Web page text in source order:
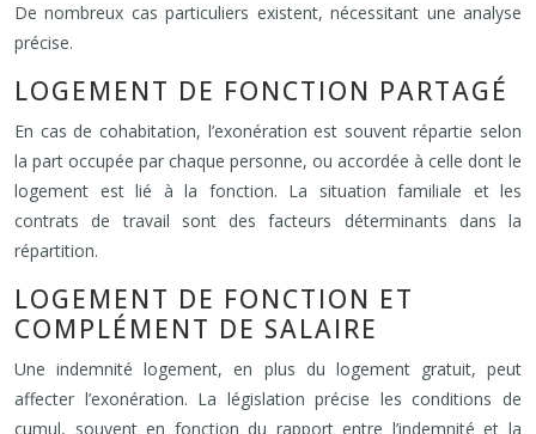
De nombreux cas particuliers existent, nécessitant une analyse
précise.
LOGEMENT DE FONCTION PARTAGÉ
En cas de cohabitation, l’exonération est souvent répartie selon
la part occupée par chaque personne, ou accordée à celle dont le
logement est lié à la fonction. La situation familiale et les
contrats de travail sont des facteurs déterminants dans la
répartition.
LOGEMENT DE FONCTION ET
COMPLÉMENT DE SALAIRE
Une indemnité logement, en plus du logement gratuit, peut
affecter l’exonération. La législation précise les conditions de
cumul, souvent en fonction du rapport entre l’indemnité et la